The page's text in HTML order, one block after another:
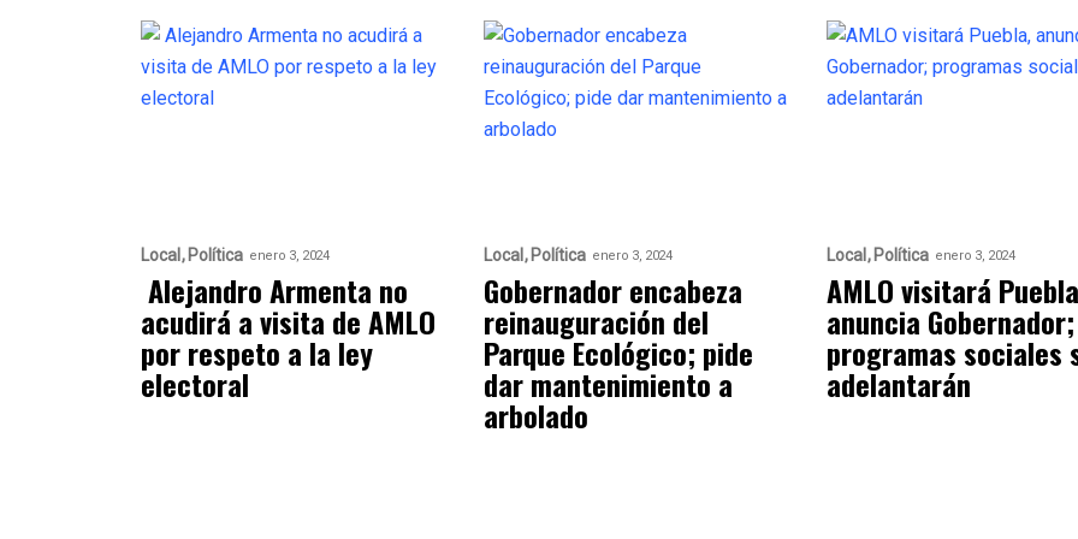
Local Política enero 3, 2024
Alejandro Armenta no
acudirá a visita de AMLO
por respeto a la ley
electoral
Local Política enero 3, 2024
Gobernador encabeza
reinauguración del
Parque Ecológico; pide
dar mantenimiento a
arbolado
Local Política enero 3, 2024
AMLO visitará
anuncia Gobernador;
programas sociales
adelantarán